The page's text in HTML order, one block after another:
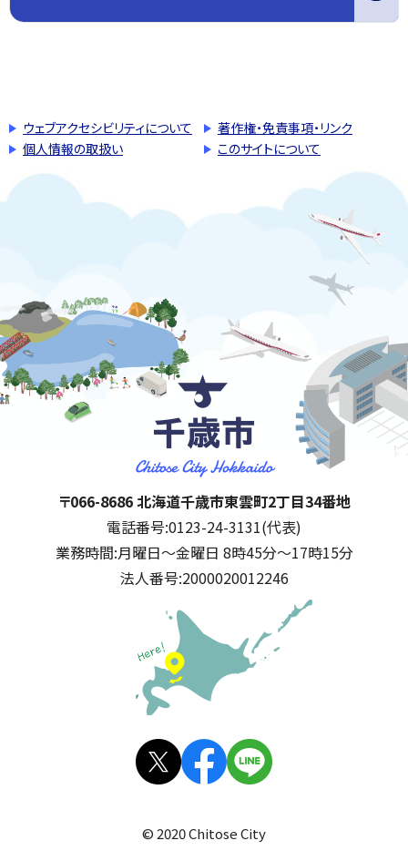
ウェブアクセシビリティについて
著作権・免責事項・リンク
個人情報の取扱い
このサイトについて
千歳市
住所:
〒066-8686 北海道千歳市東雲町2丁目34番地
電話番号:0123-24-3131(代表)
業務時間:月曜日～金曜日 8時45分～17時15分
法人番号:2000020012246
公式SNS
© 2020 Chitose City